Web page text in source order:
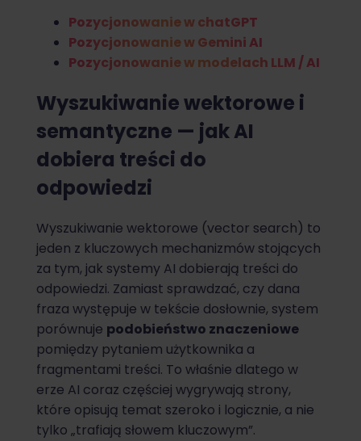
Pozycjonowanie w chatGPT
Pozycjonowanie w Gemini AI
Pozycjonowanie w modelach LLM / AI
Wyszukiwanie wektorowe i
semantyczne — jak AI
dobiera treści do
odpowiedzi
Wyszukiwanie wektorowe (vector search) to
jeden z kluczowych mechanizmów stojących
za tym, jak systemy AI dobierają treści do
odpowiedzi. Zamiast sprawdzać, czy dana
fraza występuje w tekście dosłownie, system
porównuje podobieństwo znaczeniowe
pomiędzy pytaniem użytkownika a
fragmentami treści. To właśnie dlatego w
erze AI coraz częściej wygrywają strony,
które opisują temat szeroko i logicznie, a nie
tylko „trafiają słowem kluczowym”.